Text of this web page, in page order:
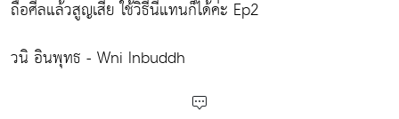
ถือศีลแล้วสูญเสีย ใช้วิธีนี้แทนก็ได้ค่ะ Ep2
วนิ อินพุทธ - Wni Inbuddh